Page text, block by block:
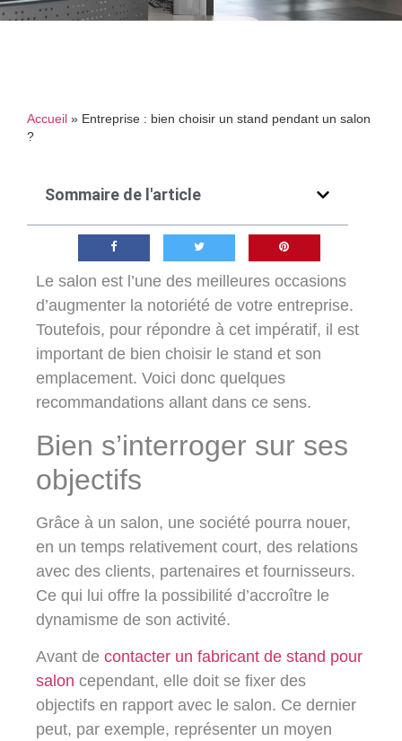
Accueil » Entreprise : bien choisir un stand pendant un salon
?
Sommaire de l'article
Le salon est l’une des meilleures occasions
d’augmenter la notoriété de votre entreprise.
Toutefois, pour répondre à cet impératif, il est
important de bien choisir le stand et son
emplacement. Voici donc quelques
recommandations allant dans ce sens.
Bien s’interroger sur ses
objectifs
Grâce à un salon, une société pourra nouer,
en un temps relativement court, des relations
avec des clients, partenaires et fournisseurs.
Ce qui lui offre la possibilité d’accroître le
dynamisme de son activité.
Avant de contacter un fabricant de stand pour
salon cependant, elle doit se fixer des
objectifs en rapport avec le salon. Ce dernier
peut, par exemple, représenter un moyen